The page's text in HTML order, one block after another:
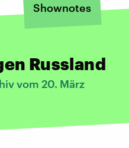
Shownotes
Russland
vom 20. März